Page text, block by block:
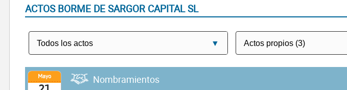
ACTOS BORME DE SARGOR CAPITAL SL
Mayo Nombramientos